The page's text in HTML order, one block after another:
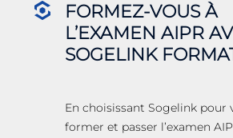
FORMEZ-VOUS À
L’EXAMEN AIPR
SOGELINK
En choisissant Sogelink pour
former et passer l’examen